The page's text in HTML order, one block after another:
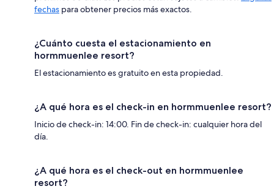
fechas para obtener precios más exactos.
¿Cuánto cuesta el estacionamiento en
hormmuenlee resort?
El estacionamiento es gratuito en esta propiedad.
¿A qué hora es el check-in en hormmuenlee resort?
Inicio de check-in: 14:00. Fin de check-in: cualquier hora del
día.
¿A qué hora es el check-out en hormmuenlee
resort?